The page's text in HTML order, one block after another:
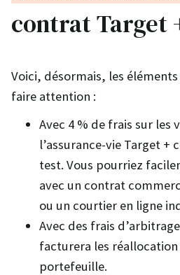
contrat Target
Voici, désormais, les
faire attention :
Avec 4 % de frais sur les
l’assurance-vie Target
test. Vous pourriez
avec un contrat
ou un courtier en ligne
Avec des frais
facturera les
portefeuille.